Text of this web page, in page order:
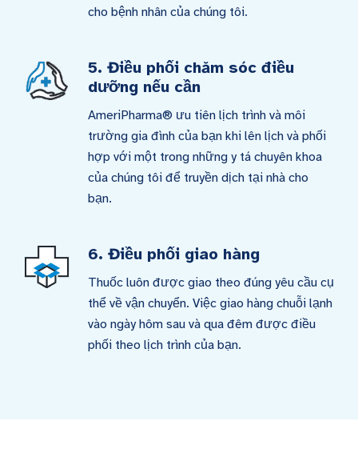
cho bệnh nhân của chúng tôi.
5. Điều phối chăm sóc điều
dưỡng nếu cần
AmeriPharma® ưu tiên lịch trình và môi
trường gia đình của bạn khi lên lịch và phối
hợp với một trong những y tá chuyên khoa
của chúng tôi để truyền dịch tại nhà cho
bạn.
6. Điều phối giao hàng
Thuốc luôn được giao theo đúng yêu cầu cụ
thể về vận chuyển. Việc giao hàng chuỗi lạnh
vào ngày hôm sau và qua đêm được điều
phối theo lịch trình của bạn.